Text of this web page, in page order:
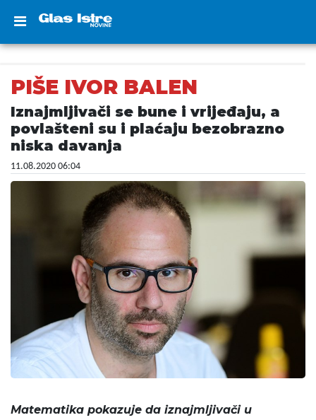
PIŠE IVOR BALEN
Iznajmljivači se bune i vrijeđaju, a
povlašteni su i plaćaju bezobrazno
niska davanja
11.08.2020 06:04
Matematika pokazuje da iznajmljivači u